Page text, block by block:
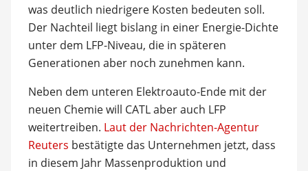
was deutlich niedrigere Kosten bedeuten soll.
Der Nachteil liegt bislang in einer Energie-Dichte
unter dem LFP-Niveau, die in späteren
Generationen aber noch zunehmen kann.
Neben dem unteren Elektroauto-Ende mit der
neuen Chemie will CATL aber auch LFP
weitertreiben. Laut der Nachrichten-Agentur
Reuters bestätigte das Unternehmen jetzt, dass
in diesem Jahr Massenproduktion und